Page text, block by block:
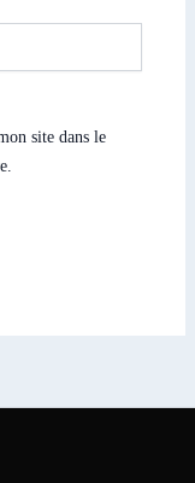
site dans le